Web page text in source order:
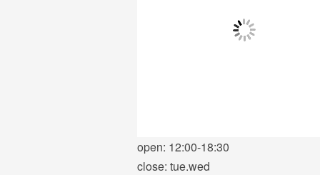
open: 12:00-18:30
close: tue.wed